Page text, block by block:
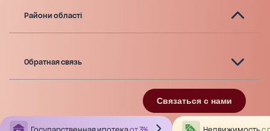
Райони області
Обратная связь
Связаться с нами